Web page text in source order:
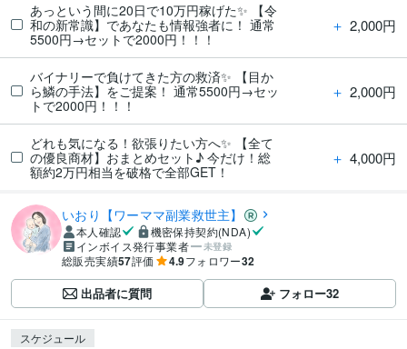
あっという間に20日で10万円稼げた✨ 【令
和の新常識】であなたも情報強者に！ 通常
5500円→セットで2000円！！！
＋ 2,000円
バイナリーで負けてきた方の救済✨ 【目か
ら鱗の手法】をご提案！ 通常5500円→セッ
トで2000円！！！
＋ 2,000円
どれも気になる！欲張りたい方へ✨ 【全て
の優良商材】おまとめセット♪ 今だけ！総
額約2万円相当を破格で全部GET！
＋ 4,000円
いおり【ワーママ副業救世主】
本人確認
機密保持契約(NDA)
インボイス発行事業者
未登録
総販売実績57評価 4.9フォロワー32
出品者に質問 フォロー32
スケジュール